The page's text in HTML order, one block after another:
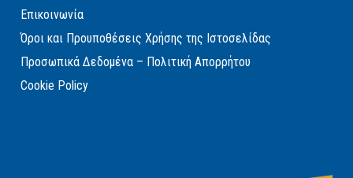
Επικοινωνία
Όροι και Προυποθέσεις Χρήσης της Ιστοσελίδας
Προσωπικά Δεδομένα – Πολιτική Απορρήτου
Cookie Policy